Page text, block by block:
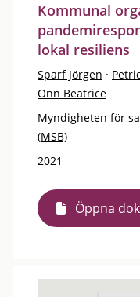
Kommunal
lokal resiliens
Sparf Jörgen ·
Onn Beatrice
Myndigheten för
(MSB)
2021
Öppna